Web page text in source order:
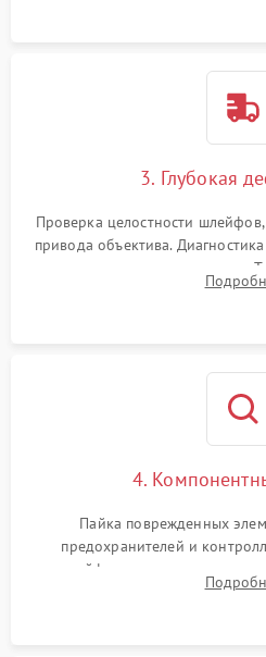
3. Глубокая
Проверка целостности
привода объектива.
питания и картоприемника.
затвора и блока
4.
Пайка поврежденных
предохранителей и
шлейфов, дисплея,
автофокуса. Восстановление